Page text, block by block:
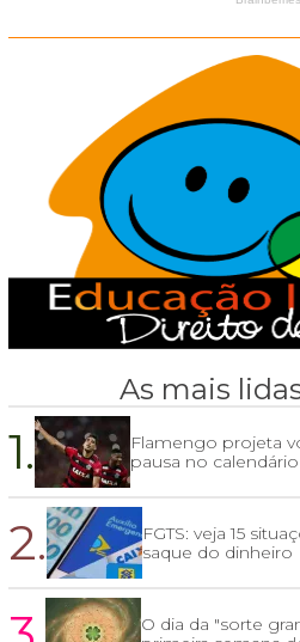
As mais
1.
Flamengo projeta
pausa no
2.
FGTS: veja 15
saque do dinheiro
O dia da "sorte